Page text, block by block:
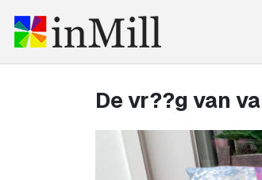
De vr??g van